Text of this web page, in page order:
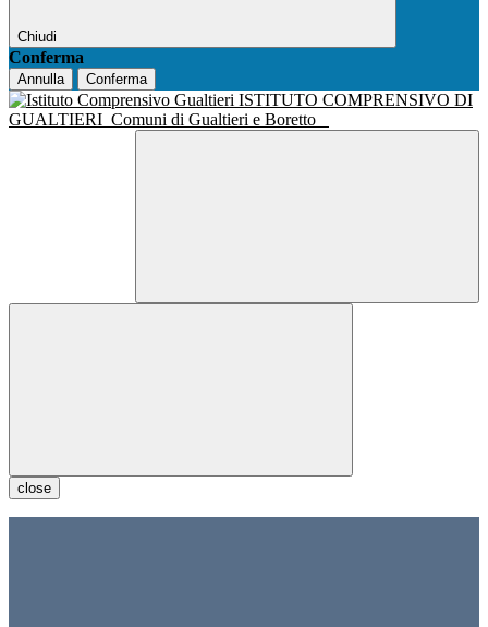
Chiudi
Conferma
Annulla Conferma
ISTITUTO COMPRENSIVO DI
GUALTIERI Comuni di Gualtieri e Boretto
close